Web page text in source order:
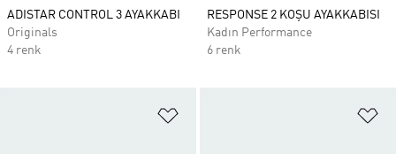
ADISTAR CONTROL 3 AYAKKABI
Originals
4 renk
RESPONSE 2 KOŞU AYAKKABISI
Kadın Performance
6 renk